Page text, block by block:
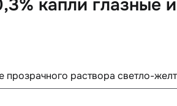
капли глазные
прозрачного раствора светло-